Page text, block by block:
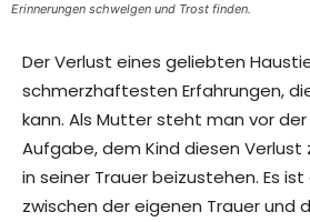
Erinnerungen schwelgen und Trost finden.
Der Verlust eines geliebten
schmerzhaftesten Erfahrungen,
kann. Als Mutter steht man vor
Aufgabe, dem Kind diesen Verlust
in seiner Trauer beizustehen. Es
zwischen der eigenen Trauer und